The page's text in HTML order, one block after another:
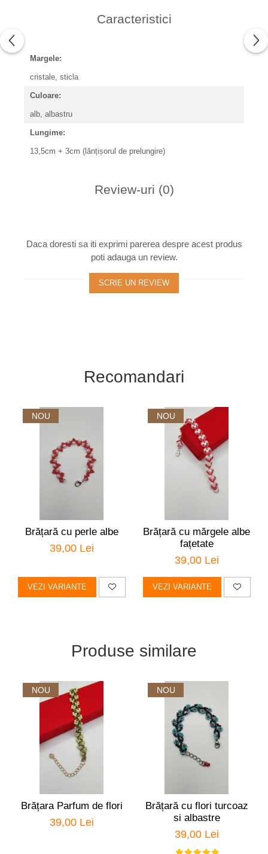
Caracteristici
Margele:
cristale, sticla
Culoare:
alb, albastru
Lungime:
13,5cm + 3cm (lănțișorul de prelungire)
Review-uri (0)
Daca doresti sa iti exprimi parerea despre acest produs
poti adauga un review.
SCRIE UN REVIEW
Recomandari
NOU
Brățară cu perle albe
39,00 Lei
VEZI VARIANTE
NOU
Brățară cu mărgele albe
fațetate
39,00 Lei
VEZI VARIANTE
Produse similare
NOU
Brățara Parfum de flori
39,00 Lei
NOU
Brățară cu flori turcoaz
si albastre
39,00 Lei